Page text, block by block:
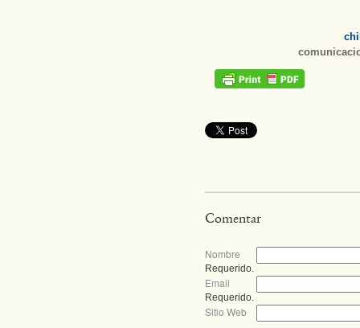
Comentar
Nombre
Requerido.
Email
Requerido.
Sitio Web